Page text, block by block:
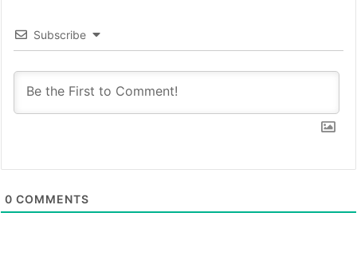
Subscribe
0 COMMENTS